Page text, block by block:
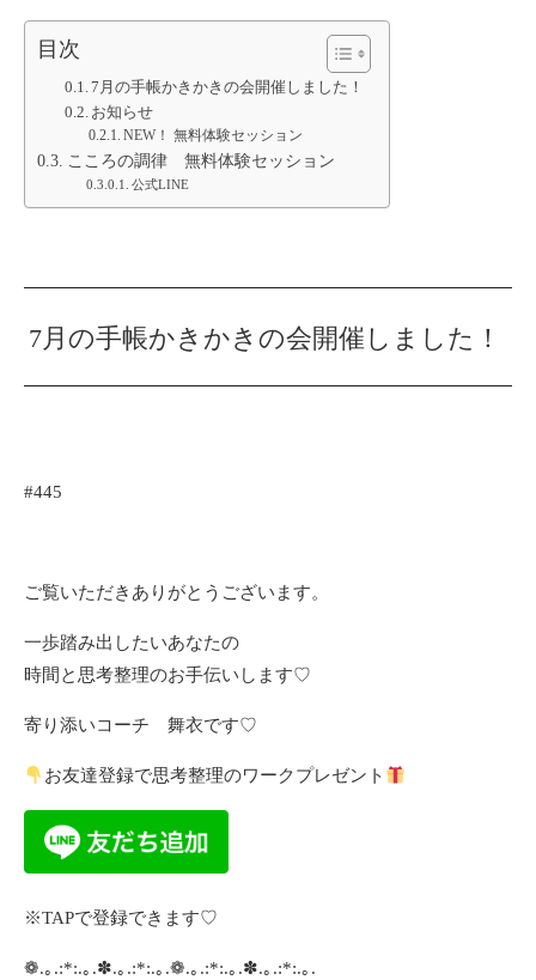
目次
7月の手帳かきかきの会開催しました！
お知らせ
NEW！ 無料体験セッション
こころの調律 無料体験セッション
公式LINE
7月の手帳かきかきの会開催しました！
#445
ご覧いただきありがとうございます。
一歩踏み出したいあなたの
時間と思考整理のお手伝いします♡
寄り添いコーチ 舞衣です♡
お友達登録で思考整理のワークプレゼント
※TAPで登録できます♡
❁.｡.:*:.｡.✽.｡.:*:.｡.❁.｡.:*:.｡.✽.｡.:*:.｡.